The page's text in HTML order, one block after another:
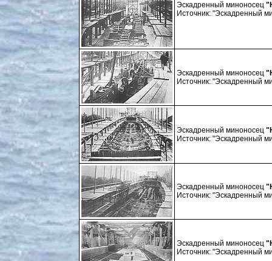
Эскадренный миноносец
Источник: "Эскадренный
Эскадренный миноносец
Источник: "Эскадренный
Эскадренный миноносец
Источник: "Эскадренный
Эскадренный миноносец
Источник: "Эскадренный
Эскадренный миноносец
Источник: "Эскадренный